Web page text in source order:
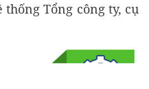
Tổng công ty, cụ